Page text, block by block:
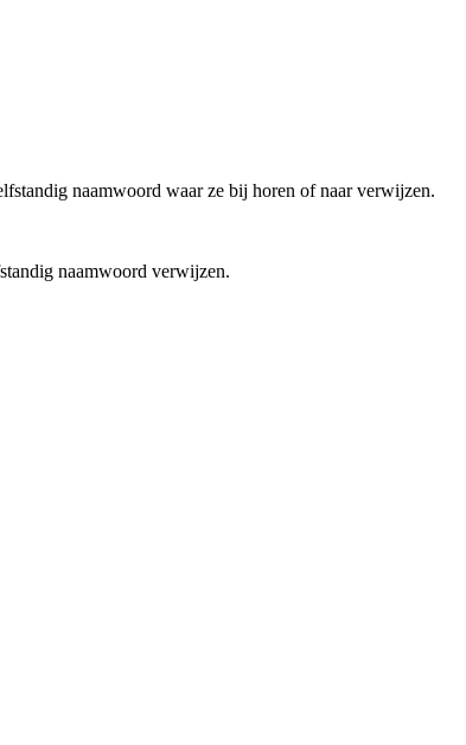
naamwoord waar ze bij horen of naar verwijzen.
naamwoord verwijzen.